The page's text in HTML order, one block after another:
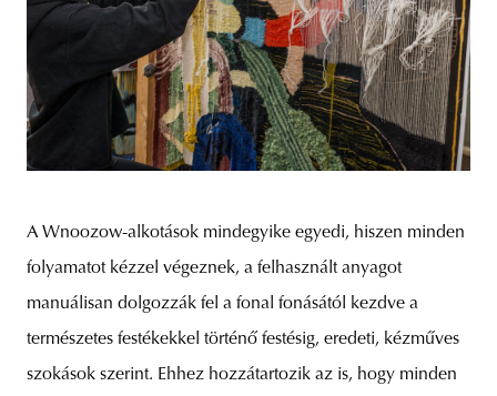
A Wnoozow-alkotások mindegyike egyedi, hiszen minden
folyamatot kézzel végeznek, a felhasznált anyagot
manuálisan dolgozzák fel a fonal fonásától kezdve a
természetes festékekkel történő festésig, eredeti, kézműves
szokások szerint. Ehhez hozzátartozik az is, hogy minden